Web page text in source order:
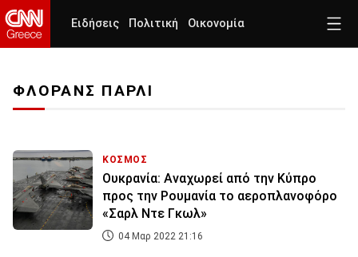
Ειδήσεις Πολιτική Οικονομία
ΦΛΟΡΑΝΣ ΠΑΡΛΙ
ΚΟΣΜΟΣ
Ουκρανία: Αναχωρεί από την Κύπρο
προς την Ρουμανία το αεροπλανοφόρο
«Σαρλ Ντε Γκωλ»
04 Μαρ 2022 21:16